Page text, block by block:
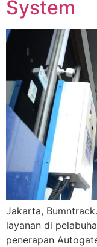
System
Jakarta,
layanan di
penerapan